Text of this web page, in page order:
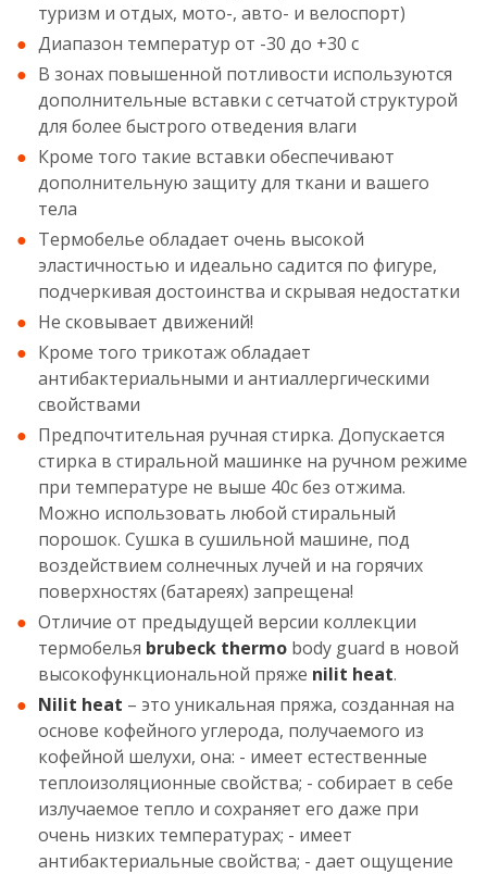
туризм и отдых, мото-, авто- и велоспорт)
Диапазон температур от -30 до +30 с
В зонах повышенной потливости используются
дополнительные вставки с сетчатой структурой
для более быстрого отведения влаги
Кроме того такие вставки обеспечивают
дополнительную защиту для ткани и вашего
тела
Термобелье обладает очень высокой
эластичностью и идеально садится по фигуре,
подчеркивая достоинства и скрывая недостатки
Не сковывает движений!
Кроме того трикотаж обладает
антибактериальными и антиаллергическими
свойствами
Предпочтительная ручная стирка. Допускается
стирка в стиральной машинке на ручном режиме
при температуре не выше 40c без отжима.
Можно использовать любой стиральный
порошок. Сушка в сушильной машине, под
воздействием солнечных лучей и на горячих
поверхностях (батареях) запрещена!
Отличие от предыдущей версии коллекции
термобелья brubeck thermo body guard в новой
высокофункциональной пряже nilit heat.
Nilit heat – это уникальная пряжа, созданная на
основе кофейного углерода, получаемого из
кофейной шелухи, она: - имеет естественные
теплоизоляционные свойства; - собирает в себе
излучаемое тепло и сохраняет его даже при
очень низких температурах; - имеет
антибактериальные свойства; - дает ощущение